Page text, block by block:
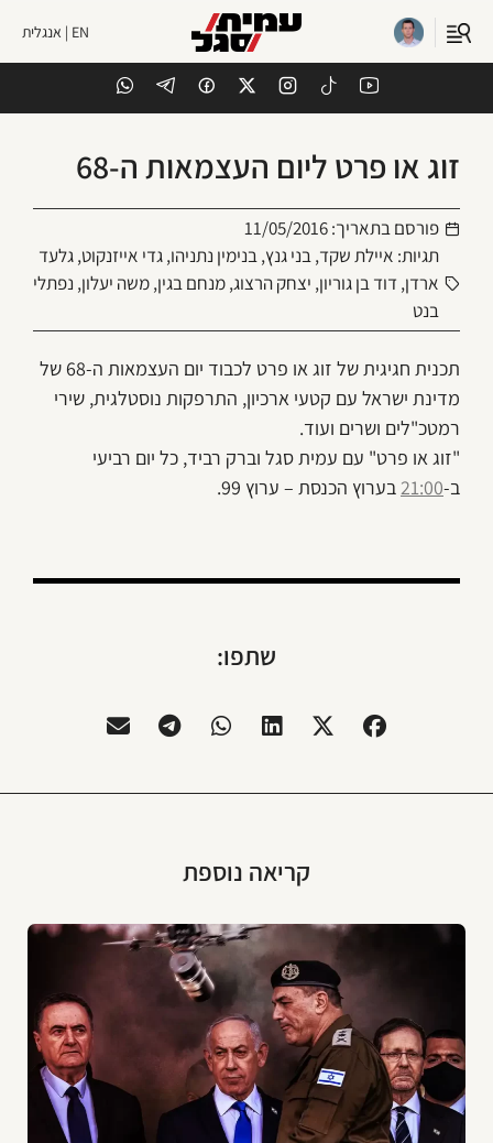
EN | אנגלית
זוג או פרט ליום העצמאות ה-68
פורסם בתאריך:11/05/2016
תגיות: איילת שקד,בני גנץ,בנימין נתניהו,גדי אייזנקוט,גלעד
ארדן, דוד בן גוריון, יצחק הרצוג,מנחם בגין,משה יעלון, נפתלי
בנט
תכנית חגיגית של זוג או פרט לכבוד יום העצמאות ה-68 של
מדינת ישראל עם קטעי ארכיון, התרפקות נוסטלגית, שירי
רמטכ"לים ושרים ועוד.
"זוג או פרט" עם עמית סגל וברק רביד, כל יום רביעי
ב-21:00בערוץ הכנסת – ערוץ 99.
שתפו:
קריאה נוספת